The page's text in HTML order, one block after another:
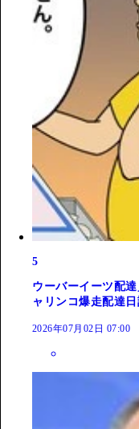
5
ウーバーイーツ配
ャリンコ爆走配達日
2026年07月02日 07:00